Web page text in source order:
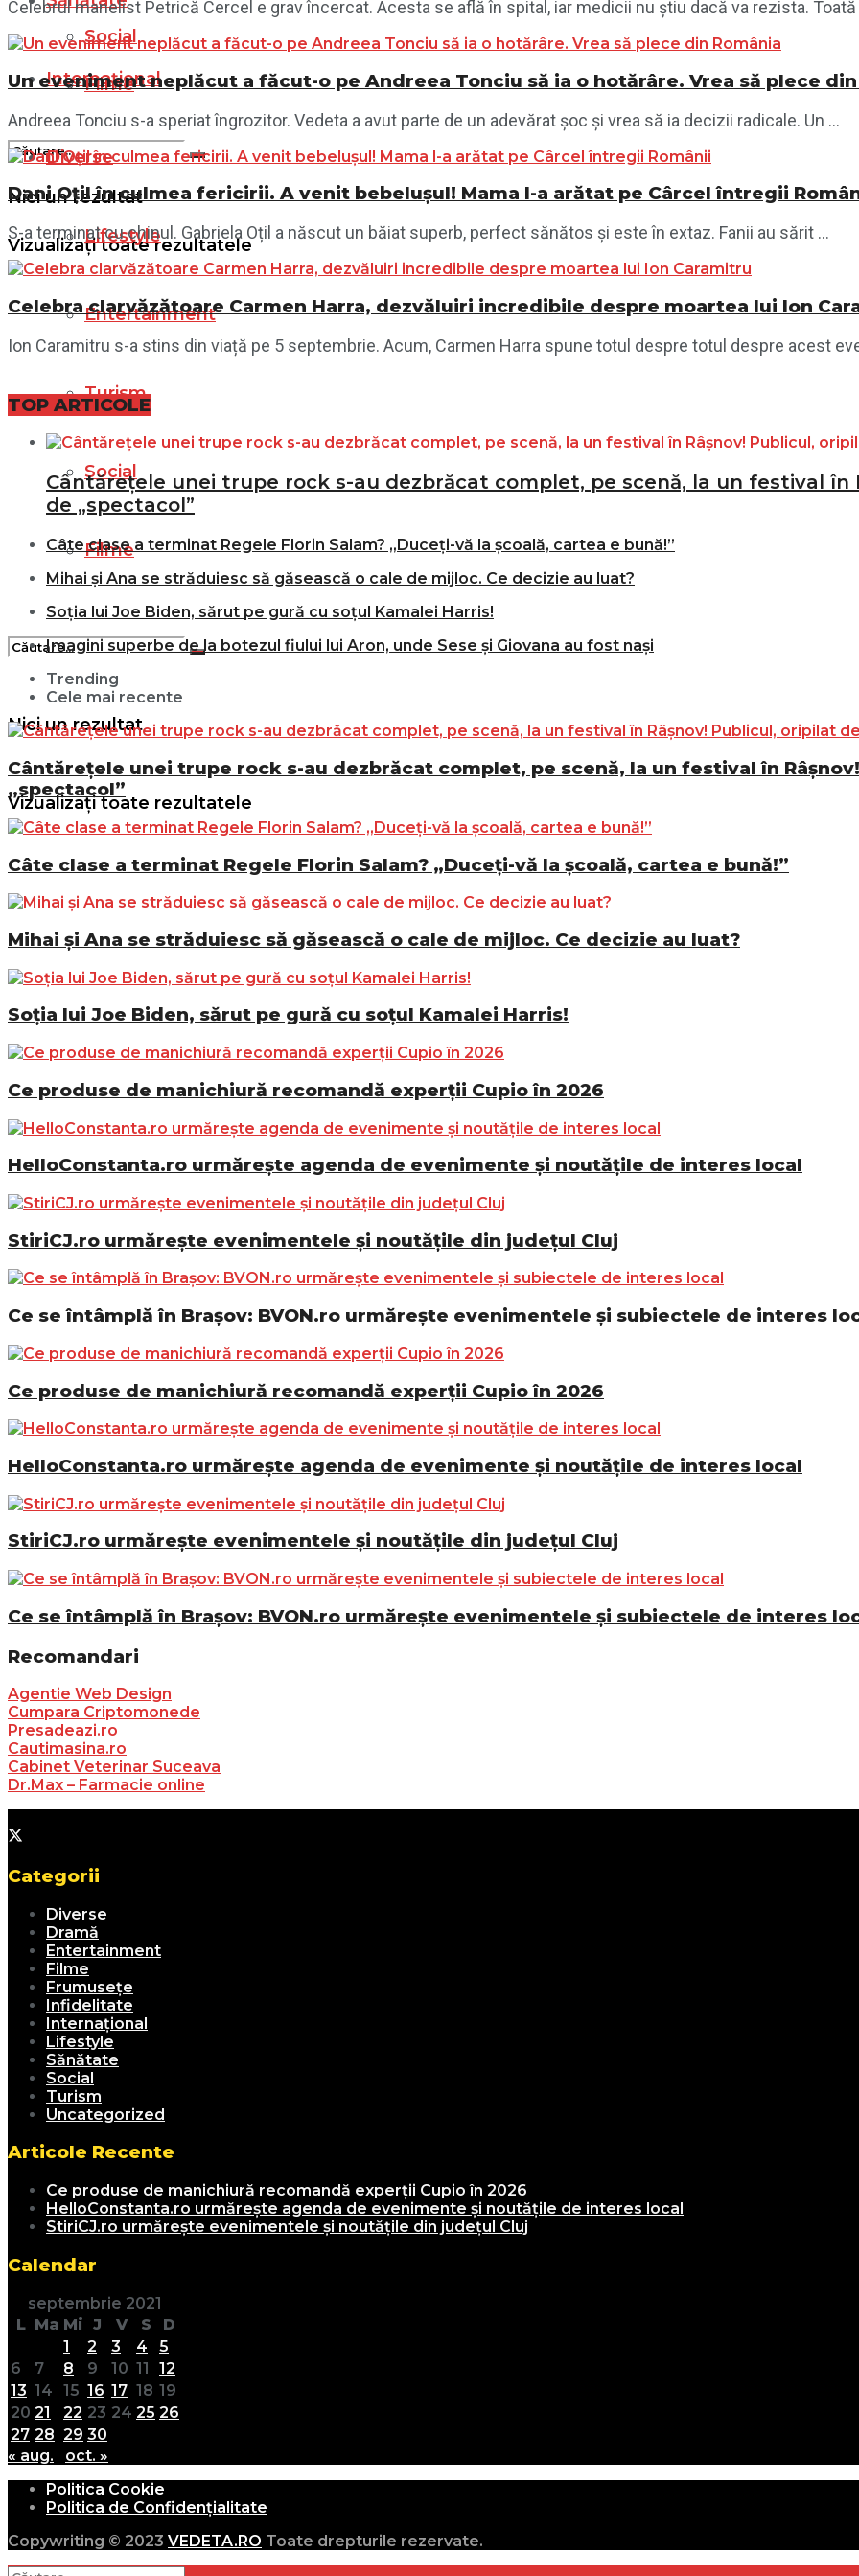
Social
Filme
Nici un rezultat
Vizualizați toate rezultatele
Internațional
Diverse
Lifestyle
Entertainment
Turism
Social
Filme
Nici un rezultat
Vizualizați toate rezultatele
Celebrul manelist Petrică Cercel e grav încercat. Acesta se află în spital, iar medicii nu știu dacă va rezista. Toată
Un eveniment neplăcut a făcut-o pe Andreea Tonciu să ia o hotărâre. Vrea să plece din
Andreea Tonciu s-a speriat îngrozitor. Vedeta a avut parte de un adevărat șoc și vrea să ia decizii radicale. Un ...
Dani Oțil în culmea fericirii. A venit bebelușul! Mama l-a arătat pe Cârcel întregii
S-a terminat cu chinul. Gabriela Oțil a născut un băiat superb, perfect sănătos și este în extaz. Fanii au sărit ...
Celebra clarvăzătoare Carmen Harra, dezvăluiri incredibile despre moartea lui Ion
Ion Caramitru s-a stins din viață pe 5 septembrie. Acum, Carmen Harra spune totul despre totul despre acest
TOP ARTICOLE
Cântărețele unei trupe rock s-au dezbrăcat complet, pe scenă, la un festival în
de „spectacol”
Câte clase a terminat Regele Florin Salam? „Duceți-vă la școală, cartea e bună!”
Mihai și Ana se străduiesc să găsească o cale de mijloc. Ce decizie au luat?
Soția lui Joe Biden, sărut pe gură cu soțul Kamalei Harris!
Imagini superbe de la botezul fiului lui Aron, unde Sese și Giovana au fost nași
Trending
Cele mai recente
Cântărețele unei trupe rock s-au dezbrăcat complet, pe scenă, la un festival în
„spectacol”
Câte clase a terminat Regele Florin Salam? „Duceți-vă la școală, cartea e bună!”
Mihai și Ana se străduiesc să găsească o cale de mijloc. Ce decizie au luat?
Soția lui Joe Biden, sărut pe gură cu soțul Kamalei Harris!
Ce produse de manichiură recomandă experții Cupio în 2026
HelloConstanta.ro urmărește agenda de evenimente și noutățile de interes local
StiriCJ.ro urmărește evenimentele și noutățile din județul Cluj
Ce se întâmplă în Brașov: BVON.ro urmărește evenimentele și subiectele de interes
Ce produse de manichiură recomandă experții Cupio în 2026
HelloConstanta.ro urmărește agenda de evenimente și noutățile de interes local
StiriCJ.ro urmărește evenimentele și noutățile din județul Cluj
Ce se întâmplă în Brașov: BVON.ro urmărește evenimentele și subiectele de interes
Recomandari
Agentie Web Design
Cumpara Criptomonede
Presadeazi.ro
Cautimasina.ro
Cabinet Veterinar Suceava
Dr.Max – Farmacie online
Categorii
Diverse
Dramă
Entertainment
Filme
Frumusețe
Infidelitate
Internațional
Lifestyle
Sănătate
Social
Turism
Uncategorized
Articole Recente
Ce produse de manichiură recomandă experții Cupio în 2026
HelloConstanta.ro urmărește agenda de evenimente și noutățile de interes local
StiriCJ.ro urmărește evenimentele și noutățile din județul Cluj
Calendar
septembrie 2021
L Ma Mi J V S
D
1
2 3 4
5
6
7 8 9 10 11
12
13 14 15 16 17 18 19
20 21 22 23 24 25 26
27 28 29 30
« aug.
oct. »
Politica Cookie
Politica de Confidențialitate
Copywriting © 2023 VEDETA.RO Toate drepturile rezervate.